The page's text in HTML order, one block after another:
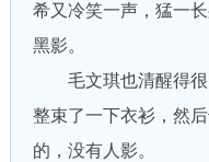
希又冷笑一声，猛一
黑影。
毛文琪也清醒得很
整束了一下衣衫，然
的，没有人影。